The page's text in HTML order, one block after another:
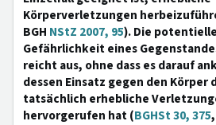
Körperverletzungen
BGH NStZ 2007, 95). Die potentielle
Gefährlichkeit eines
reicht aus, ohne dass es darauf
dessen Einsatz gegen den Körper
tatsächlich erhebliche
hervorgerufen hat (BGHSt 30, 375